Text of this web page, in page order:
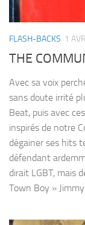
FLASH-BACKS 1
THE
Avec sa voix
sans doute irrité
Beat, puis avec
inspirés de notre
dégainer ses hits
défendant
dirait LGBT, mais
Town Boy »